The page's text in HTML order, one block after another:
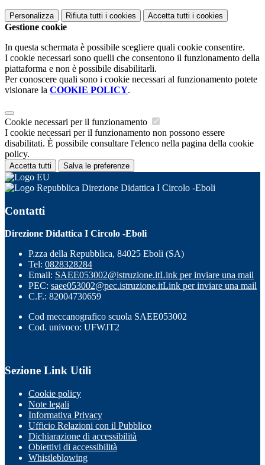
Personalizza Rifiuta tutti i cookies Accetta tutti i cookies
Gestione cookie
In questa schermata è possibile scegliere quali cookie consentire.
I cookie necessari sono quelli che consentono il funzionamento della
piattaforma e non è possibile disabilitarli.
Per conoscere quali sono i cookie necessari al funzionamento potete
visionare la COOKIE POLICY.
Cookie necessari per il funzionamento
I cookie necessari per il funzionamento non possono essere
disabilitati. È possibile consultare l'elenco nella pagina della cookie
policy.
Accetta tutti Salva le preferenze
Direzione Didattica I Circolo -Eboli
Contatti
Direzione Didattica I Circolo -Eboli
P.zza della Repubblica, 84025 Eboli (SA)
Tel: 0828328284
Email: SAEE053002@istruzione.itLink per inviare una mail
PEC: saee053002@pec.istruzione.itLink per inviare una mail
C.F.: 82004730659
Cod meccanografico scuola SAEE053002
Cod. univoco: UFWJT2
Sezione Link Utili
Cookie policy
Note legali
Informativa Privacy
Ufficio Relazioni con il Pubblico
Dichiarazione di accessibilità
Obiettivi di accessibilità
Whistleblowing